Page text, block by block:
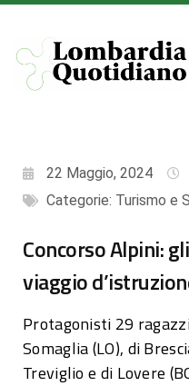
22 Maggio, 2024
Categorie: Turismo e
Concorso Alpini:
viaggio
Protagonisti 29
Somaglia (LO), di
Treviglio e di Lovere